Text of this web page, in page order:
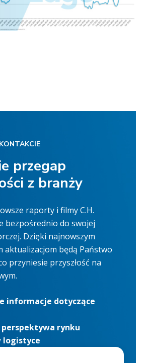
przegap
z branży
raporty i filmy C.H.
bezpośrednio do swojej
Dzięki najnowszym
aktualizacjom będą Państwo
przyniesie przyszłość na
informacje dotyczące
perspektywa rynku
logistyce